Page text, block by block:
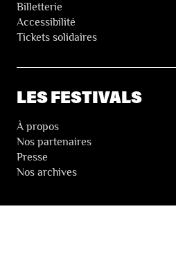
Billetterie
Accessibilité
Tickets solidaires
LES FESTIVALS
À propos
Nos partenaires
Presse
Nos archives